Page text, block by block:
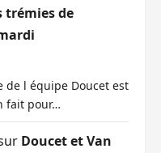
trémies de
de l équipe Doucet est
fait pour…
Doucet et Van